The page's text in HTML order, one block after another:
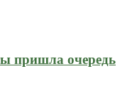
пришла очередь